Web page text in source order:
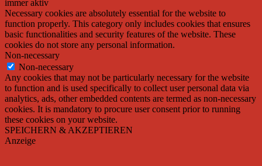
immer aktiv
Necessary cookies are absolutely essential for the website to
function properly. This category only includes cookies that ensures
basic functionalities and security features of the website. These
cookies do not store any personal information.
Non-necessary
Non-necessary
Any cookies that may not be particularly necessary for the website
to function and is used specifically to collect user personal data via
analytics, ads, other embedded contents are termed as non-necessary
cookies. It is mandatory to procure user consent prior to running
these cookies on your website.
SPEICHERN & AKZEPTIEREN
Anzeige